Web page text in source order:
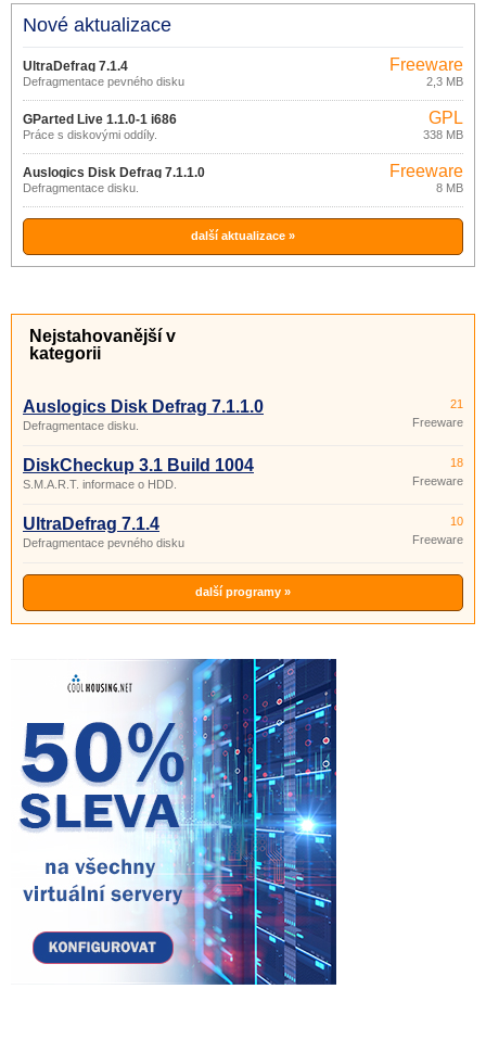
Nové aktualizace
UltraDefrag 7.1.4
Defragmentace pevného disku
Freeware
2,3 MB
GParted Live 1.1.0-1 i686
Práce s diskovými oddíly.
GPL
338 MB
Auslogics Disk Defrag 7.1.1.0
Defragmentace disku.
Freeware
8 MB
další aktualizace »
Nejstahovanější v
kategorii
Auslogics Disk Defrag 7.1.1.0
Defragmentace disku.
21
Freeware
DiskCheckup 3.1 Build 1004
S.M.A.R.T. informace o HDD.
18
Freeware
UltraDefrag 7.1.4
Defragmentace pevného disku
10
Freeware
další programy »